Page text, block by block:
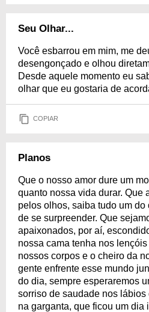
Seu Olhar...
Você esbarrou em mim, me
desengonçado e olhou
Desde aquele momento eu
olhar que eu gostaria de
COPIAR
Planos
Que o nosso amor dure um
quanto nossa vida durar. Que
pelos olhos, saiba tudo um
de se surpreender. Que
apaixonados, por aí,
nossa cama tenha nos
nossos corpos e o cheiro da
gente enfrente esse mundo
do dia, sempre esperaremos
sorriso de saudade nos lábios
na garganta, que ficou um dia